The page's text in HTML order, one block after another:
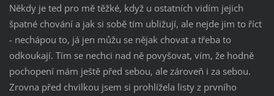
Někdy je ted pro mě těžké, když u ostatních vidím jejich
špatné chování a jak si sobě tím ubližují, ale nejde jim to říct
- nechápou to, já jen můžu se nějak chovat a třeba to
odkoukají. Tím se nechci nad ně povyšovat, vím, že hodně
pochopení mám ještě před sebou, ale zároveň i za sebou.
Zrovna před chvilkou jsem si prohlížela listy z prvního